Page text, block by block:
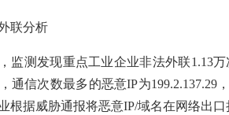
联分析
监测发现重点工业企业非法外联1.13
通信次数最多的恶意IP为199.2.137.29
根据威胁通报将恶意IP/域名在网络出